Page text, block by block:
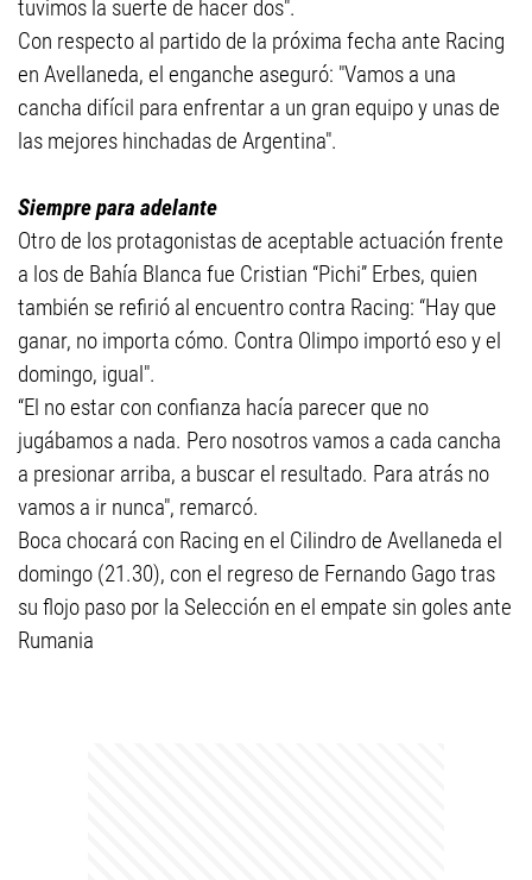
tuvimos la suerte de hacer dos".
Con respecto al partido de la próxima fecha ante Racing
en Avellaneda, el enganche aseguró: "Vamos a una
cancha difícil para enfrentar a un gran equipo y unas de
las mejores hinchadas de Argentina".
Siempre para adelante
Otro de los protagonistas de aceptable actuación frente
a los de Bahía Blanca fue Cristian “Pichi” Erbes, quien
también se refirió al encuentro contra Racing: “Hay que
ganar, no importa cómo. Contra Olimpo importó eso y el
domingo, igual".
“El no estar con confianza hacía parecer que no
jugábamos a nada. Pero nosotros vamos a cada cancha
a presionar arriba, a buscar el resultado. Para atrás no
vamos a ir nunca", remarcó.
Boca chocará con Racing en el Cilindro de Avellaneda el
domingo (21.30), con el regreso de Fernando Gago tras
su flojo paso por la Selección en el empate sin goles ante
Rumania